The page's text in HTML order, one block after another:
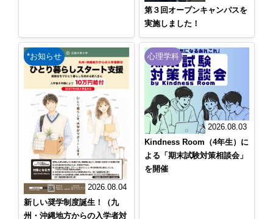
第３回オープンキャンパスを
実施しました！
*お知らせ
2026.08.04
新しい奨学制度誕生！（九
州・沖縄地方からの入学者対
心理学科
2026.08.03
Kindness Room（4年生）に
よる「期末試験対策相談会」
を開催